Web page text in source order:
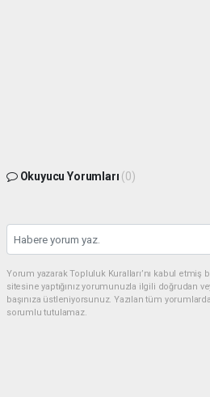
Okuyucu Yorumları (0)
Yorum yazarak Topluluk Kuralları’nı kabul
sitesine yaptığınız yorumunuzla ilgili doğrudan
başınıza üstleniyorsunuz. Yazılan tüm
sorumlu tutulamaz.